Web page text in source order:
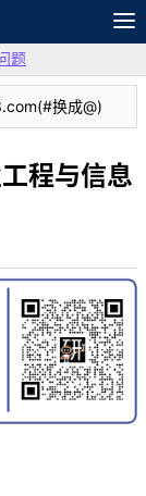
论坛
题
换成@)
程与信息